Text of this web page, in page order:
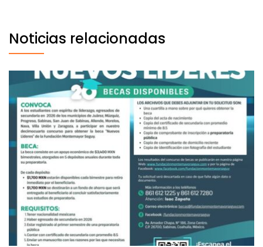
Noticias relacionadas